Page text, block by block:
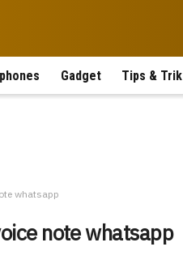
Gadget Tips & Trik
whatsapp
note whatsapp